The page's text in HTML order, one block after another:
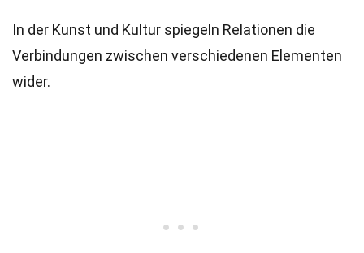
In der Kunst und Kultur spiegeln Relationen die
Verbindungen zwischen verschiedenen Elementen
wider.